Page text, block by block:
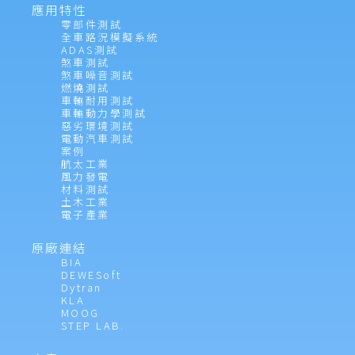
應用特性
零部件測試
全車路況模擬系統
ADAS測試
煞車測試
煞車噪音測試
燃燒測試
車輛耐用測試
車輛動力學測試
惡劣環境測試
電動汽車測試
案例
航太工業
風力發電
材料測試
土木工業
電子產業
原廠連結
BIA
DEWESoft
Dytran
KLA
MOOG
STEP LAB.